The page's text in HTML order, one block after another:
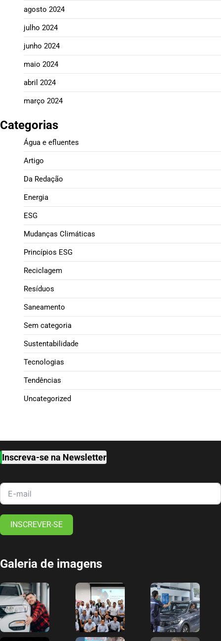
agosto 2024
julho 2024
junho 2024
maio 2024
abril 2024
março 2024
Categorias
Água e efluentes
Artigo
Da Redação
Energia
ESG
Mudanças Climáticas
Princípios ESG
Reciclagem
Resíduos
Saneamento
Sem categoria
Sustentabilidade
Tecnologias
Tendências
Uncategorized
Inscreva-se na Newsletter
INSCREVER-SE
Galeria de imagens